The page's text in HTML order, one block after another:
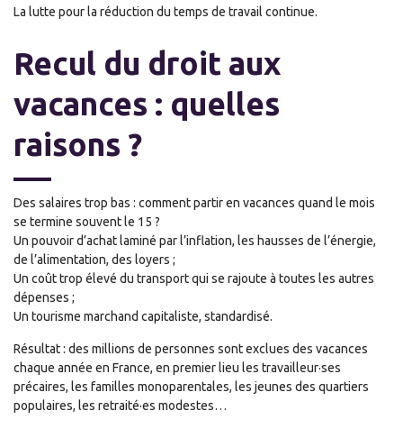
La lutte pour la réduction du temps de travail continue.
Recul du droit aux
vacances : quelles
raisons ?
Des salaires trop bas : comment partir en vacances quand le mois
se termine souvent le 15 ?
Un pouvoir d’achat laminé par l’inflation, les hausses de l’énergie,
de l’alimentation, des loyers ;
Un coût trop élevé du transport qui se rajoute à toutes les autres
dépenses ;
Un tourisme marchand capitaliste, standardisé.
Résultat : des millions de personnes sont exclues des vacances
chaque année en France, en premier lieu les travailleur·ses
précaires, les familles monoparentales, les jeunes des quartiers
populaires, les retraité·es modestes…